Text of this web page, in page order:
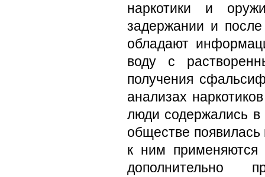
наркотики и
задержании и
обладают
воду с
получения
анализах
люди содержались
обществе
к ним
дополнительно